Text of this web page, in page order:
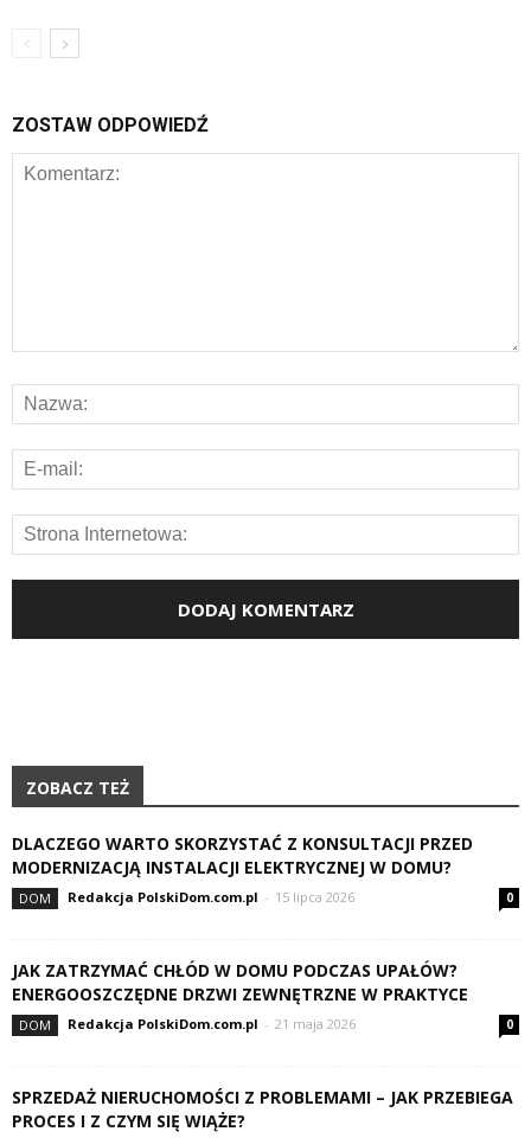
ZOSTAW ODPOWIEDŹ
ZOBACZ TEŻ
DLACZEGO WARTO SKORZYSTAĆ Z KONSULTACJI PRZED
MODERNIZACJĄ INSTALACJI ELEKTRYCZNEJ W DOMU?
DOM Redakcja PolskiDom.com.pl - 15 lipca 2026 0
JAK ZATRZYMAĆ CHŁÓD W DOMU PODCZAS UPAŁÓW?
ENERGOOSZCZĘDNE DRZWI ZEWNĘTRZNE W PRAKTYCE
DOM Redakcja PolskiDom.com.pl - 21 maja 2026 0
SPRZEDAŻ NIERUCHOMOŚCI Z PROBLEMAMI – JAK PRZEBIEGA
PROCES I Z CZYM SIĘ WIĄŻE?